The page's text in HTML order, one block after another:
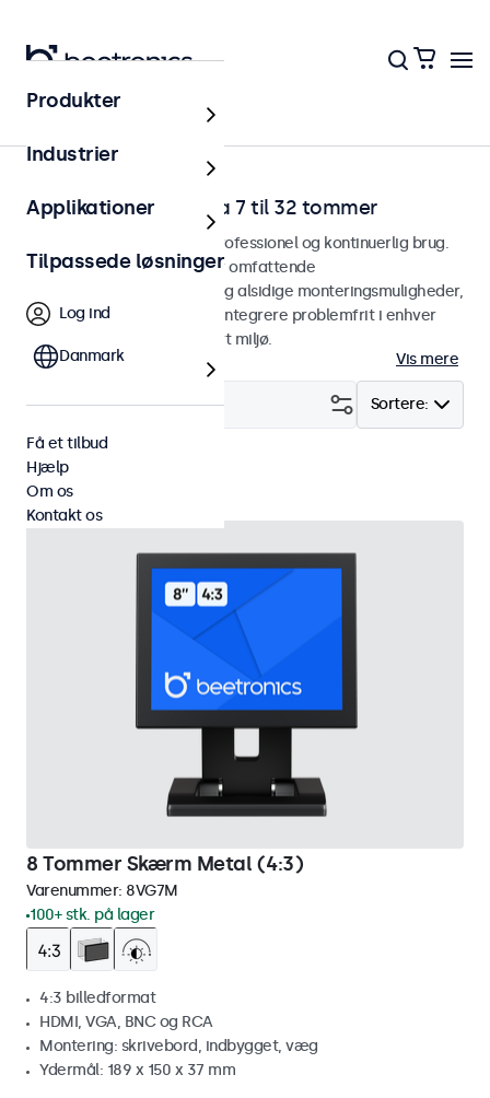
Hjem
RCA-videoskærme fra 7 til 32 tommer
RCA-skærme designet til professionel og kontinuerlig brug.
Vores RCA-skærme tilbyder omfattende
konfigurationsmuligheder og alsidige monteringsmuligheder,
hvilket gør dem nemme at integrere problemfrit i enhver
anvendelsesform og ethvert miljø.
Vis mere
Sortere:
Filter (6)
RCA
8 Tommer Skærm Metal (4:3)
Varenummer: 8VG7M
100+ stk. på lager
4:3 billedformat
HDMI, VGA, BNC og RCA
Montering: skrivebord, indbygget, væg
Ydermål: 189 x 150 x 37 mm
Produkter
Industrier
Applikationer
Tilpassede løsninger
Log ind
Danmark
Få et tilbud
Hjælp
Om os
Kontakt os